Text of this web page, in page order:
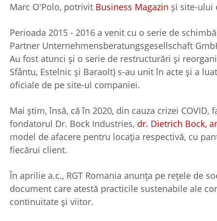
Marc O'Polo, potrivit Business Magazin și site-ului
Perioada 2015 - 2016 a venit cu o serie de
Partner Unternehmensberatungsgesellschaft
Au fost atunci și o serie de restructurări și
Sfântu, Estelnic și Baraolt) s-au unit în acte și a
oficiale de pe site-ul companiei.
Mai știm, însă, că în 2020, din cauza crizei
fondatorul Dr. Bock Industries, dr. Dietrich Bock,
model de afacere pentru locația respectivă, cu
fiecărui client.
În aprilie a.c., RGT Romania anunța pe rețele de
document care atestă practicile sustenabile ale
continuitate și viitor.